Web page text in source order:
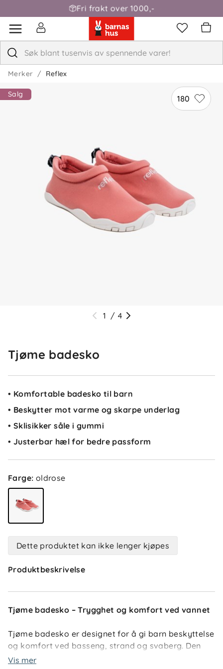
Fri frakt over 1000,-
Merker Reflex
180
Salg
1 / 4
Tjøme badesko
• Komfortable badesko til barn
• Beskytter mot varme og skarpe underlag
• Sklisikker såle i gummi
• Justerbar hæl for bedre passform
Farge: oldrose
Dette produktet kan ikke lenger kjøpes
Produktbeskrivelse
Tjøme badesko – Trygghet og komfort ved vannet
Tjøme badesko er designet for å gi barn beskyttelse
og komfort ved basseng, strand og svaberg. Den
robuste gummisålen beskytter føttene mot varme
Vis mer